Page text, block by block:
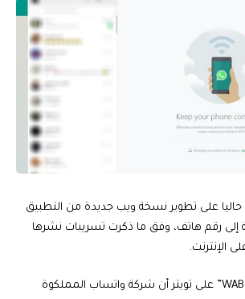
على تطوير نسخة ويب جديدة من التطبيق
رقم هاتف، وفق ما ذكرت تسريبات نشرها
الإنترنت.
وذكر حساب “WABetaInfo” على تويتر أن شركة واتساب المملكوة